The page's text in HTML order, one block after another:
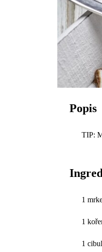
Popis
TIP:
1
1
1